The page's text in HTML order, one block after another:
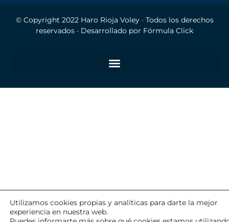
© Copyright 2022 Haro Rioja Voley· Todos los derechos
reservados · Desarrollado por Fórmula Click
Utilizamos cookies propias y analíticas para darte la mejor
experiencia en nuestra web.